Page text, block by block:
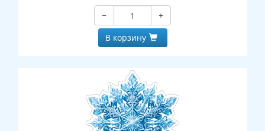
−
+
В корзину